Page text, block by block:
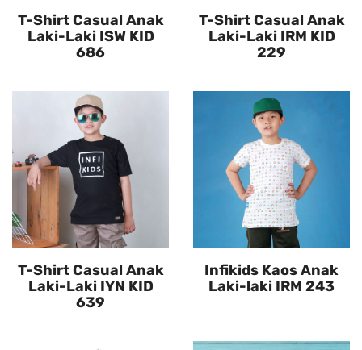
T-Shirt Casual Anak
Laki-Laki ISW KID
686
T-Shirt Casual Anak
Laki-Laki IRM KID
229
T-Shirt Casual Anak
Laki-Laki IYN KID
639
Infikids Kaos Anak
Laki-laki IRM 243